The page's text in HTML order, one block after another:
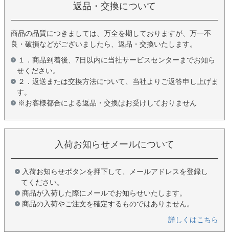
返品・交換について
商品の品質につきましては、万全を期しておりますが、万一不
良・破損などがございましたら、返品・交換いたします。
１．商品到着後、7日以内に当社サービスセンターまでお知ら
せください。
２．返送または交換方法について、当社よりご返答申し上げま
す。
※お客様都合による返品・交換はお受けしておりません
入荷お知らせメールについて
入荷お知らせボタンを押下して、メールアドレスを登録し
てください。
商品が入荷した際にメールでお知らせいたします。
商品の入荷やご注文を確定するものではありません。
詳しくはこちら